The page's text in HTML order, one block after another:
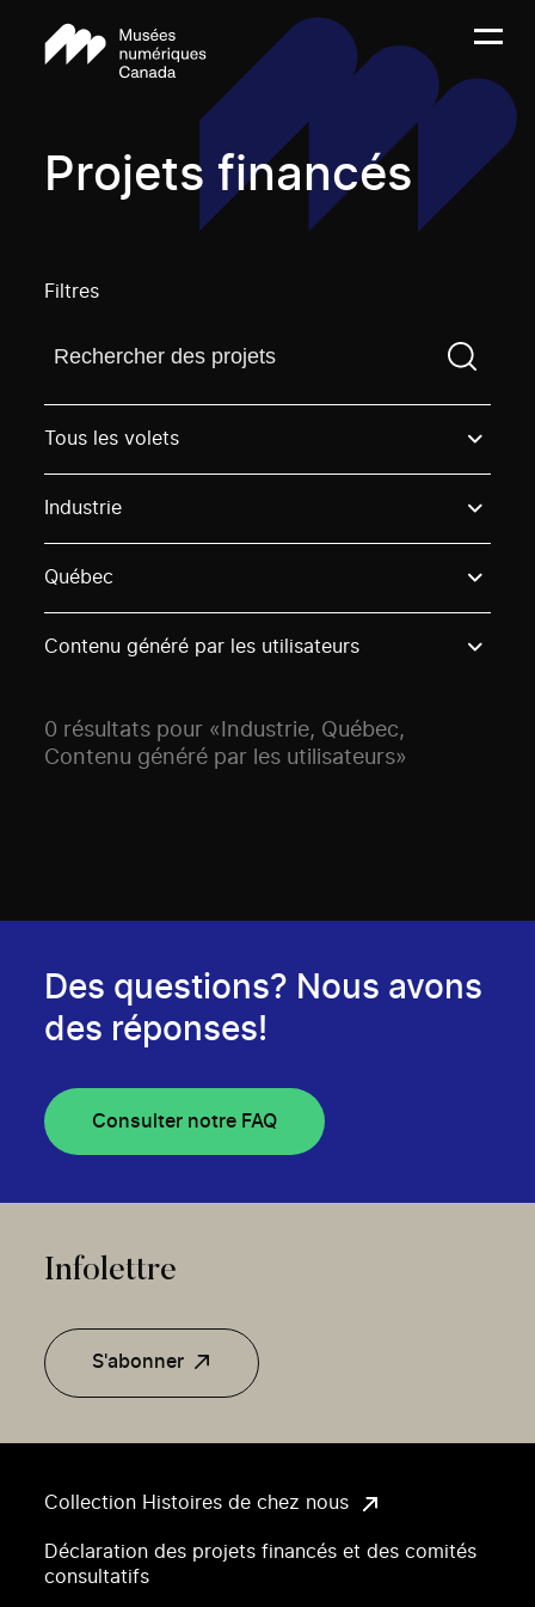
Projets financés
Filtres
Trouvez un projetVous devez saisir un terme de
Tous les volets
Industrie
Québec
Contenu généré par les utilisateurs
0 résultats pour «Industrie, Québec,
Contenu généré par les utilisateurs»
Collection Histoires de chez nous
Déclaration des projets financés et des comités
consultatifs
Des questions? Nous avons
des réponses!
Consulter notre FAQ
Infolettre
S'abonner